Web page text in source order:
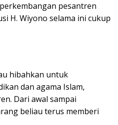
pesantren
H. Wiyono selama ini cukup
hibahkan untuk
dan agama Islam,
Dari awal sampai
beliau terus memberi